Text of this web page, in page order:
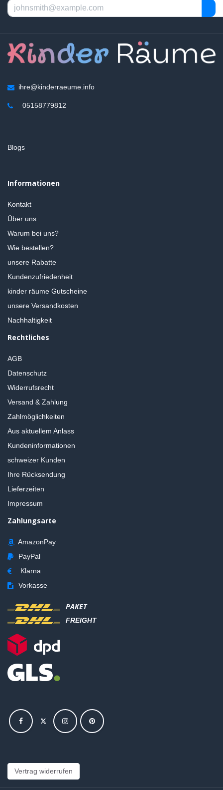
ihre@kinderraeume.info
05158779812
Blogs
Informationen
Kontakt
Über uns
Warum bei uns?
Wie bestellen?
unsere Rabatte
Kundenzufriedenheit
kinder räume Gutscheine
unsere Versandkosten
Nachhaltigkeit
Rechtliches
AGB
Datenschutz
Widerrufsrecht
Versand & Zahlung
Zahlmöglichkeiten
Aus aktuellem Anlass
Kundeninformationen
schweizer Kunden
Ihre Rücksendung
Lieferzeiten
Impressum
Zahlungsarte
AmazonPay
PayPal
Klarna
Vorkasse
PAKET
FREIGHT
Vertrag widerrufen